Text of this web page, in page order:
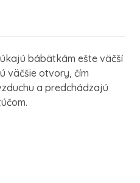
bábätkám ešte väčší
väčšie otvory, čím
a predchádzajú